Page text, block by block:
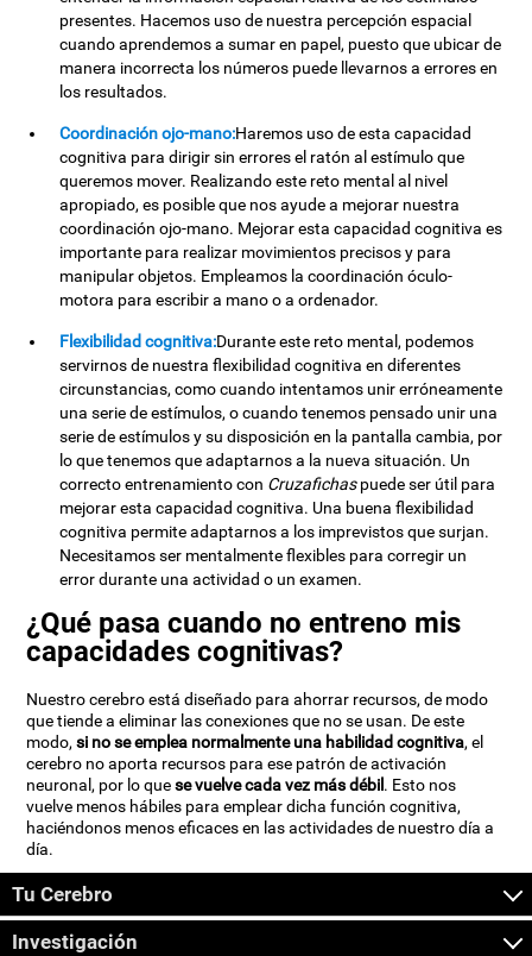
presentes. Hacemos uso de nuestra percepción espacial
cuando aprendemos a sumar en papel, puesto que ubicar de
manera incorrecta los números puede llevarnos a errores en
los resultados.
Coordinación ojo-mano:Haremos uso de esta capacidad
cognitiva para dirigir sin errores el ratón al estímulo que
queremos mover. Realizando este reto mental al nivel
apropiado, es posible que nos ayude a mejorar nuestra
coordinación ojo-mano. Mejorar esta capacidad cognitiva es
importante para realizar movimientos precisos y para
manipular objetos. Empleamos la coordinación óculo-
motora para escribir a mano o a ordenador.
Flexibilidad cognitiva:Durante este reto mental, podemos
servirnos de nuestra flexibilidad cognitiva en diferentes
circunstancias, como cuando intentamos unir erróneamente
una serie de estímulos, o cuando tenemos pensado unir una
serie de estímulos y su disposición en la pantalla cambia, por
lo que tenemos que adaptarnos a la nueva situación. Un
correcto entrenamiento con Cruzafichaspuede ser útil para
mejorar esta capacidad cognitiva. Una buena flexibilidad
cognitiva permite adaptarnos a los imprevistos que surjan.
Necesitamos ser mentalmente flexibles para corregir un
error durante una actividad o un examen.
¿Qué pasa cuando no entreno mis
capacidades cognitivas?
Nuestro cerebro está diseñado para ahorrar recursos, de modo
que tiende a eliminar las conexiones que no se usan. De este
modo,si no se emplea normalmente una habilidad cognitiva, el
cerebro no aporta recursos para ese patrón de activación
neuronal, por lo quese vuelve cada vez más débil . Esto nos
vuelve menos hábiles para emplear dicha función cognitiva,
haciéndonos menos eficaces en las actividades de nuestro día a
día.
Tu Cerebro
Investigación